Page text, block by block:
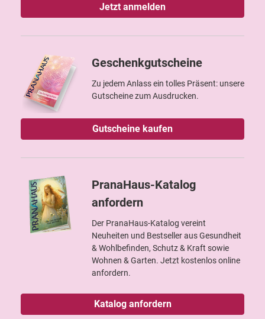
Jetzt anmelden
Geschenkgutscheine
Zu jedem Anlass ein tolles Präsent: unsere
Gutscheine zum Ausdrucken.
Gutscheine kaufen
PranaHaus-Katalog
anfordern
Der PranaHaus-Katalog vereint
Neuheiten und Bestseller aus Gesundheit
& Wohlbefinden, Schutz & Kraft sowie
Wohnen & Garten. Jetzt kostenlos online
anfordern.
Katalog anfordern